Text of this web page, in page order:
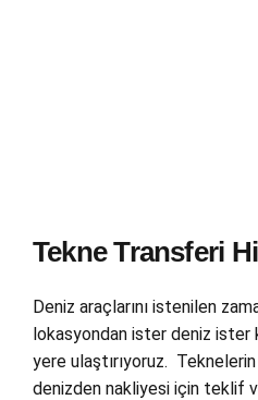
Tekne Transferi
Deniz araçlarını istenilen
lokasyondan ister deniz ister
yere ulaştırıyoruz.
denizden nakliyesi için teklif